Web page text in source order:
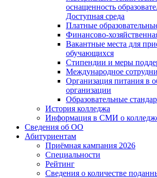
оснащенность
Доступная среда
Платные
Финансово-
Вакантные места для
обучающихся
Стипендии и меры
Международное
Организация питания в
организации
Образовательные
История колледжа
Информация в СМИ о
Сведения об ОО
Абитуриентам
Приёмная кампания 2026
Специальности
Рейтинг
Сведения о количестве